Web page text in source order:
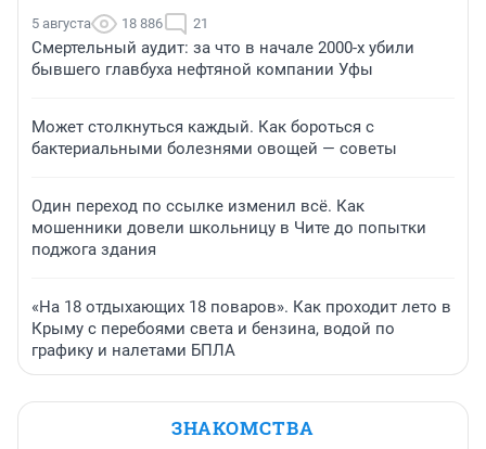
5 августа 18 886 21
Смертельный аудит: за что в начале 2000-х убили
бывшего главбуха нефтяной компании Уфы
Может столкнуться каждый. Как бороться с
бактериальными болезнями овощей — советы
Один переход по ссылке изменил всё. Как
мошенники довели школьницу в Чите до попытки
поджога здания
«На 18 отдыхающих 18 поваров». Как проходит лето в
Крыму с перебоями света и бензина, водой по
графику и налетами БПЛА
ЗНАКОМСТВА